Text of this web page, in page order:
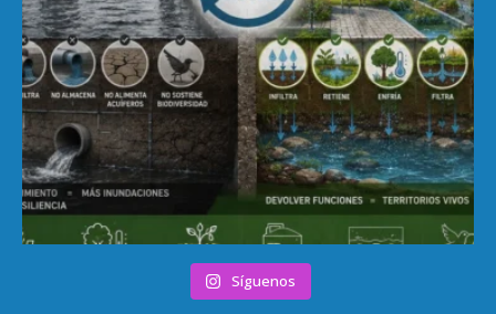
Síguenos